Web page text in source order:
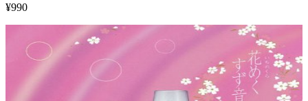
¥990